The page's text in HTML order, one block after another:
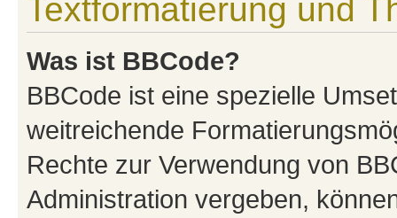
Textformatierung und
Was ist BBCode?
BBCode ist eine spezielle
weitreichende
Rechte zur Verwendung von
Administration vergeben,